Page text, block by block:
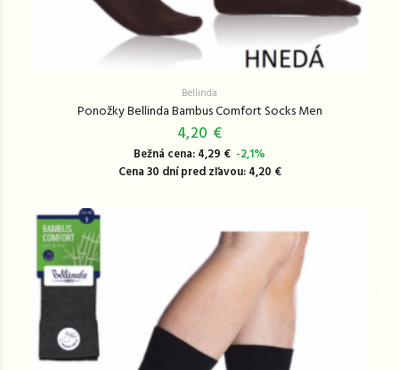
Bellinda
Ponožky Bellinda Bambus Comfort Socks Men
4,20 €
Bežná cena: 4,29 € -2,1%
Cena 30 dní pred zľavou: 4,20 €